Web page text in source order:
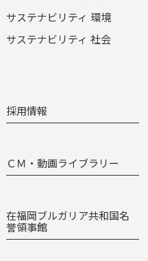
サステナビリティ 環境
サステナビリティ 社会
採用情報
ＣＭ・動画ライブラリー
在福岡ブルガリア共和国名
誉領事館